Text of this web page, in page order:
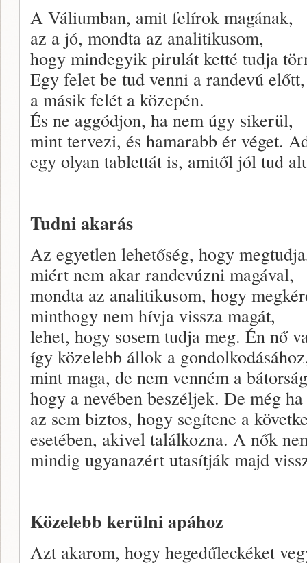
A Váliumban, amit felírok magának,
az a jó, mondta az analitikusom,
hogy mindegyik pirulát ketté tudja
Egy felet be tud venni a randevú előtt,
a másik felét a közepén.
És ne aggódjon, ha nem úgy sikerül,
mint tervezi, és hamarabb ér véget.
egy olyan tablettát is, amitől jól tud
Tudni akarás
Az egyetlen lehetőség, hogy
miért nem akar randevúzni magával,
mondta az analitikusom, hogy
minthogy nem hívja vissza magát,
lehet, hogy sosem tudja meg. Én nő
így közelebb állok a
mint maga, de nem venném a
hogy a nevében beszéljek. De még
az sem biztos, hogy segítene a
esetében, akivel találkozna. A nők
mindig ugyanazért utasítják majd
Közelebb kerülni apához
Azt akarom, hogy hegedűleckéket